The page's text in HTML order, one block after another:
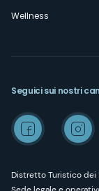
Wellness
Distretto Turistico dei
Seguici sui nostri